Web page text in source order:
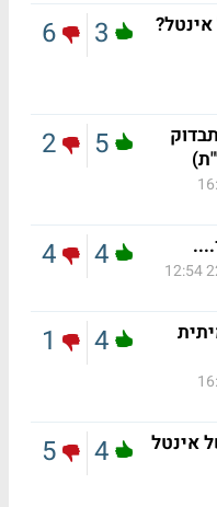
3
6
5
2
4
4
4
1
אינטל 4
5